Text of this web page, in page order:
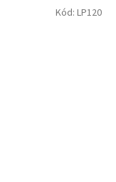
Kód: LP120